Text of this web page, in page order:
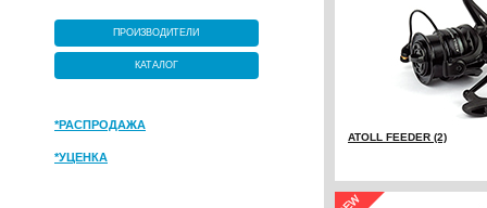
ПРОИЗВОДИТЕЛИ
КАТАЛОГ
*РАСПРОДАЖА
*УЦЕНКА
ATOLL FEEDER (2)